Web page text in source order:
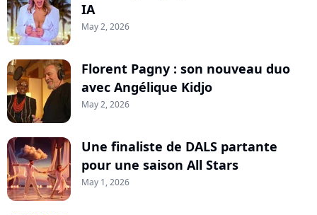
IA
May 2, 2026
Florent Pagny : son nouveau duo
avec Angélique Kidjo
May 2, 2026
Une finaliste de DALS partante
pour une saison All Stars
May 1, 2026